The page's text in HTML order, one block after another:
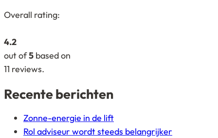
4,2
based
on
12.345
Overall rating:
4.2
out of5 based on
11 reviews.
Recente berichten
Zonne-energie in de lift
Rol adviseur wordt steeds belangrijker